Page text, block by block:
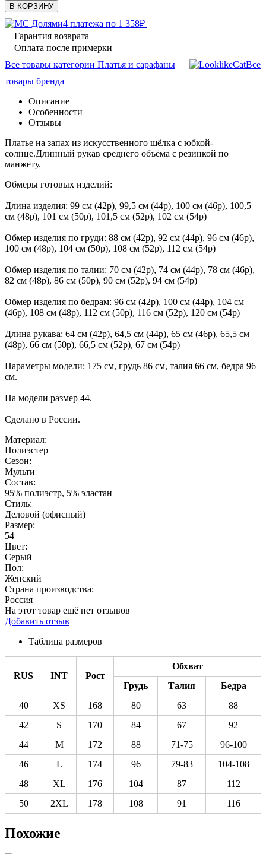
В КОРЗИНУ
4 платежа по 1 358₽
Гарантия возврата
Оплата после примерки
Все товары категории Платья и сарафаны
Все
товары бренда
Описание
Особенности
Отзывы
Платье на запах из искусственного шёлка с юбкой-
солнце.Длинный рукав среднего объёма с резинкой по
манжету.
Обмеры готовых изделий:
Длина изделия: 99 см (42р), 99,5 см (44р), 100 см (46р), 100,5
см (48р), 101 см (50р), 101,5 см (52р), 102 см (54р)
Обмер изделия по груди: 88 см (42р), 92 см (44р), 96 см (46р),
100 см (48р), 104 см (50р), 108 см (52р), 112 см (54р)
Обмер изделия по талии: 70 см (42р), 74 см (44р), 78 см (46р),
82 см (48р), 86 см (50р), 90 см (52р), 94 см (54р)
Обмер изделия по бедрам: 96 см (42р), 100 см (44р), 104 см
(46р), 108 см (48р), 112 см (50р), 116 см (52р), 120 см (54р)
Длина рукава: 64 см (42р), 64,5 см (44р), 65 см (46р), 65,5 см
(48р), 66 см (50р), 66,5 см (52р), 67 см (54р)
Параметры модели: 175 см, грудь 86 см, талия 66 см, бедра 96
см.
На модели размер 44.
Сделано в России.
Материал:
Полиэстер
Сезон:
Мульти
Состав:
95% полиэстр, 5% эластан
Стиль:
Деловой (офисный)
Размер:
54
Цвет:
Серый
Пол:
Женский
Страна производства:
Россия
На этот товар ещё нет отзывов
Добавить отзыв
Таблица размеров
RUS INT Рост
Обхват
Грудь
Талия
Бедра
40
XS 168 80 63
88
42
S 170 84 67
92
44
M 172 88 71-75
96-100
46
L 174 96 79-83
104-108
48
XL 176 104 87
112
50
2XL 178 108 91 116
Похожие